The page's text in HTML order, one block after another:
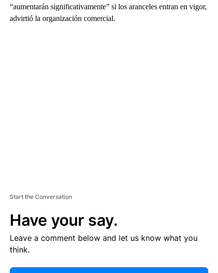
“aumentarán significativamente” si los aranceles entran en vigor,
advirtió la organización comercial.
Start the Conversation
Have your say.
Leave a comment below and let us know what you
think.